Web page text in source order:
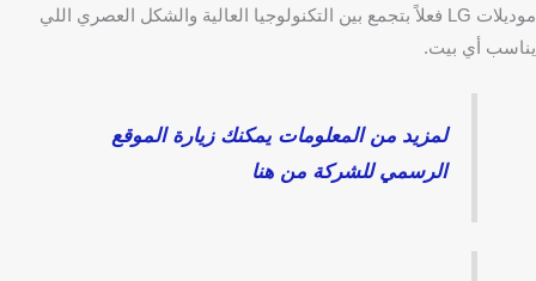
موديلات LG فعلاً بتجمع بين التكنولوجيا العالية والشكل العصري اللي
يناسب أي بيت.
لمزيد من المعلومات يمكنك زيارة الموقع
الرسمي للشركة من هنا